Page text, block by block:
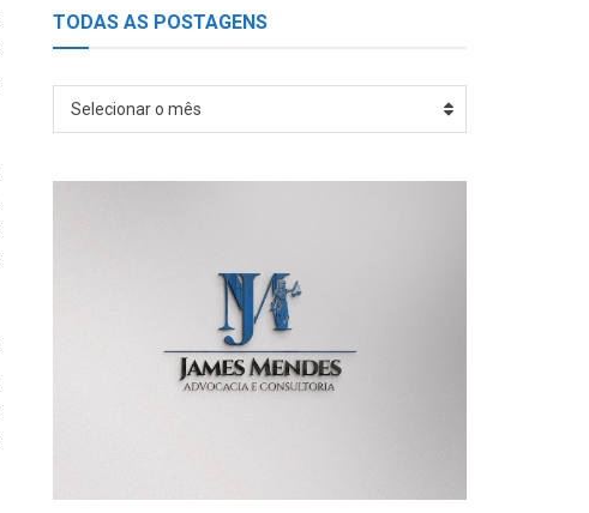
TODAS AS POSTAGENS
TODAS
Selecionar o mês